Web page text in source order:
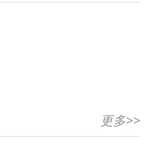
更多>>